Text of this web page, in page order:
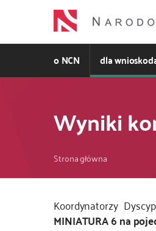
o NCN dla
Wyniki
Ścieżka
nawigacyjna
Strona główna
Kod
CSS
Koordynatorzy
MINIATURA 6 na